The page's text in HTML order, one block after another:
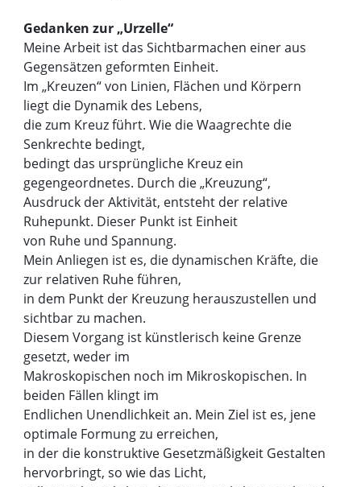
Gedanken zur „Urzelle“
Meine Arbeit ist das Sichtbarmachen einer aus
Gegensätzen geformten Einheit.
Im „Kreuzen“ von Linien, Flächen und Körpern
liegt die Dynamik des Lebens,
die zum Kreuz führt. Wie die Waagrechte die
Senkrechte bedingt,
bedingt das ursprüngliche Kreuz ein
gegengeordnetes. Durch die „Kreuzung“,
Ausdruck der Aktivität, entsteht der relative
Ruhepunkt. Dieser Punkt ist Einheit
von Ruhe und Spannung.
Mein Anliegen ist es, die dynamischen Kräfte, die
zur relativen Ruhe führen,
in dem Punkt der Kreuzung herauszustellen und
sichtbar zu machen.
Diesem Vorgang ist künstlerisch keine Grenze
gesetzt, weder im
Makroskopischen noch im Mikroskopischen. In
beiden Fällen klingt im
Endlichen Unendlichkeit an. Mein Ziel ist es, jene
optimale Formung zu erreichen,
in der die konstruktive Gesetzmäßigkeit Gestalten
hervorbringt, so wie das Licht,